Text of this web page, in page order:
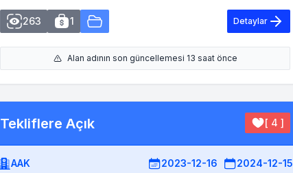
263 1 Detaylar
Alan adının son güncellemesi 13 saat önce
Tekliflere Açık [ 4 ]
AAK 2023-12-16 2024-12-15